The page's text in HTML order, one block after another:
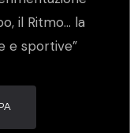
il Ritmo… la
e sportive”